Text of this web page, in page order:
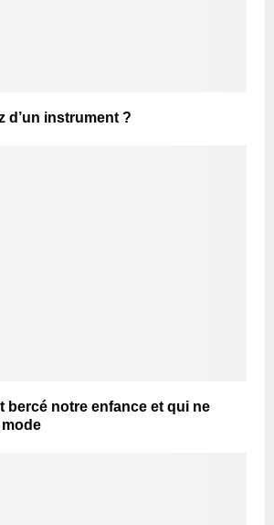
d’un instrument ?
bercé notre enfance et qui ne